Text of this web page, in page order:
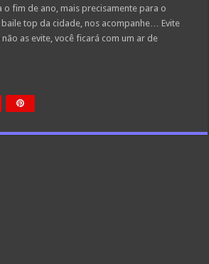
o fim de ano, mais precisamente para o
top da cidade, nos acompanhe… Evite
as evite, você ficará com um ar de